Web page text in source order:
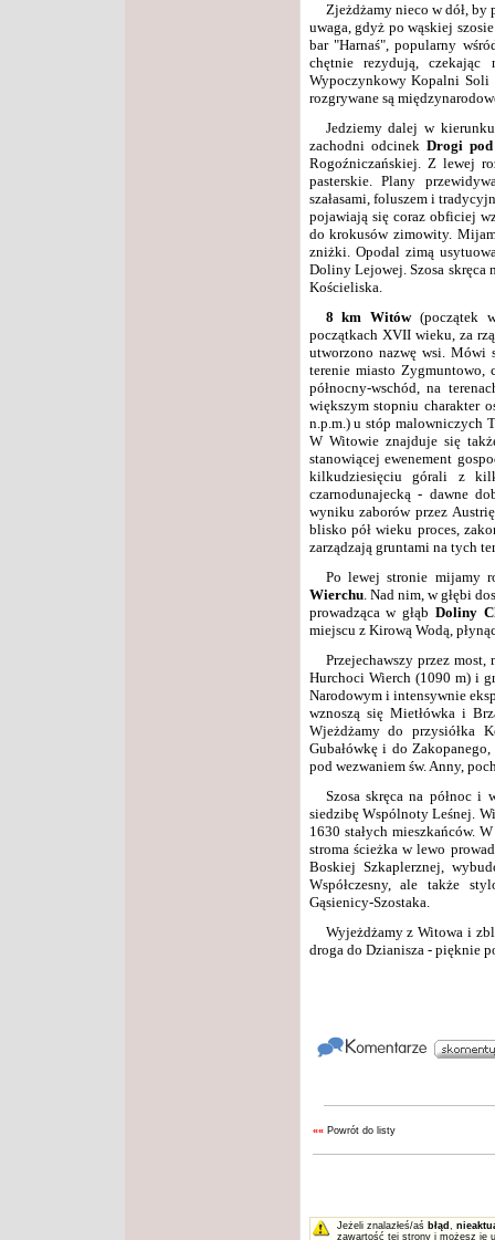
Zjeżdżamy nieco w dół,
uwaga, gdyż po wąskiej
bar "Harnaś", popularny
chętnie rezydują,
Wypoczynkowy Kopalni Soli
rozgrywane są
Jedziemy dalej w
zachodni odcinekDrogi
Rogoźniczańskiej. Z lewej
pasterskie. Plany
szałasami, foluszem i
pojawiają się coraz obficiej
do krokusów zimowity.
zniżki. Opodal zimą
Doliny Lejowej. Szosa skręca
Kościeliska.
8 km Witów(początek
początkach XVII wieku, za
utworzono nazwę wsi. Mówi
terenie miasto Zygmuntowo,
północny-wschód, na
większym stopniu charakter
n.p.m.) u stóp malowniczych
W Witowie znajduje się
stanowiącej ewenement
kilkudziesięciu górali z
czarnodunajecką - dawne
wyniku zaborów przez
blisko pół wieku proces,
zarządzają gruntami na tych
Po lewej stronie mijamy
Wierchu. Nad nim, w głębi
prowadząca w głąb Doliny
miejscu z Kirową Wodą,
Przejechawszy przez
Hurchoci Wierch (1090 m) i
Narodowym i intensywnie
wznoszą się Mietłówka i
Wjeżdżamy do przysiółka
Gubałówkę i do
pod wezwaniem św. Anny,
Szosa skręca na północ
siedzibę Wspólnoty Leśnej.
1630 stałych mieszkańców.
stroma ścieżka w lewo
Boskiej Szkaplerznej,
Współczesny, ale także
Gąsienicy-Szostaka.
Wyjeżdżamy z Witowa i
droga do Dzianisza - pięknie
«« Powrót do listy
Jeżeli znalazłeś/aś błąd ,
zawartość tej strony i możesz je